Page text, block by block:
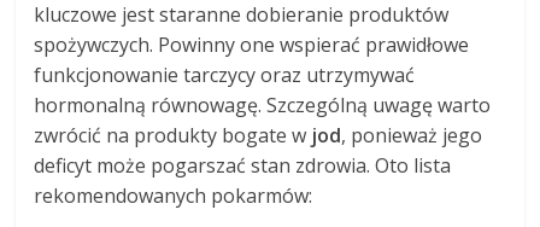
kluczowe jest staranne dobieranie produktów
spożywczych. Powinny one wspierać prawidłowe
funkcjonowanie tarczycy oraz utrzymywać
hormonalną równowagę. Szczególną uwagę warto
zwrócić na produkty bogate w jod, ponieważ jego
deficyt może pogarszać stan zdrowia. Oto lista
rekomendowanych pokarmów: